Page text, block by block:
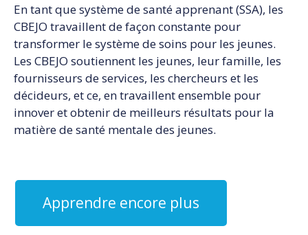
En tant que système de santé apprenant (SSA), les
CBEJO travaillent de façon constante pour
transformer le système de soins pour les jeunes.
Les CBEJO soutiennent les jeunes, leur famille, les
fournisseurs de services, les chercheurs et les
décideurs, et ce, en travaillent ensemble pour
innover et obtenir de meilleurs résultats pour la
matière de santé mentale des jeunes.
Apprendre encore plus